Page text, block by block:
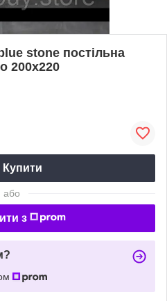
stone постільна
200х220
Купити
або
з